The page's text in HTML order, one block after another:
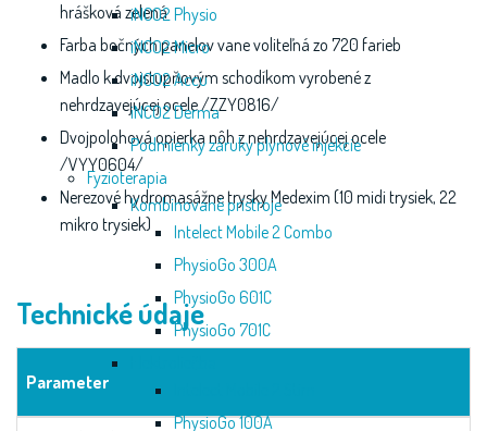
iNCO2 Physio
iNCO2 Micro
iNCO2 Accu
iNCO2 Derma
Podmienky záruky plynové injekcie
Fyzioterapia
Kombinované prístroje
Intelect Mobile 2 Combo
PhysioGo 300A
PhysioGo 601C
PhysioGo 701C
PhysioGo 100A
hrášková zelená
Farba bočných panelov vane voliteľná zo 720 farieb
Madlo k dvojstupňovým schodíkom vyrobené z
nehrdzavejúcej ocele /ZZY0816/
Dvojpolohová opierka nôh z nehrdzavejúcej ocele
/VYY0604/
Nerezové hydromasážne trysky Medexim (10 midi trysiek, 22
mikro trysiek)
Parameter
Technické údaje